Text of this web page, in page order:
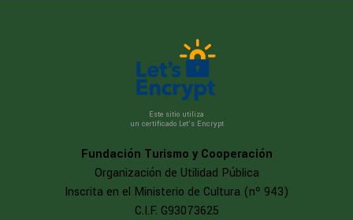
Este sitio utiliza
un certificado Let’s Encrypt
Fundación Turismo y Cooperación
Organización de Utilidad Pública
Inscrita en el Ministerio de Cultura (nº 943)
C.I.F. G93073625